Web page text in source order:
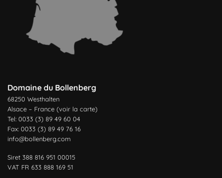
Domaine du Bollenberg
68250 Westhalten
Alsace – France (voir la carte)
Tel: 0033 (3) 89 49 60 04
Fax: 0033 (3) 89 49 76 16
info@bollenberg.com
Siret 388 816 951 00015
VAT FR 633 888 169 51